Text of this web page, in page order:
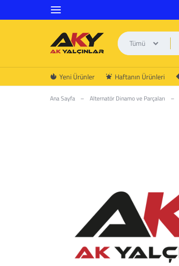
AK
YALÇINLAR
Tümü
Yeni Ürünler Haftanın Ürünleri
Ana Sayfa – Alternatör Dinamo ve Parçaları –